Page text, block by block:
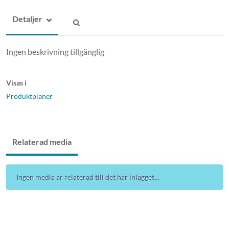
Detaljer
Ingen beskrivning tillgänglig
Visas i
Produktplaner
Relaterad media
Ingen media är relaterad till det här inlägget...